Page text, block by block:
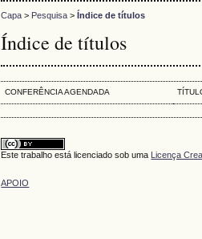
Capa > Pesquisa >Índice de títulos
Índice de títulos
CONFERÊNCIA AGENDADA
Este trabalho está licenciado sob uma Licença
APOIO